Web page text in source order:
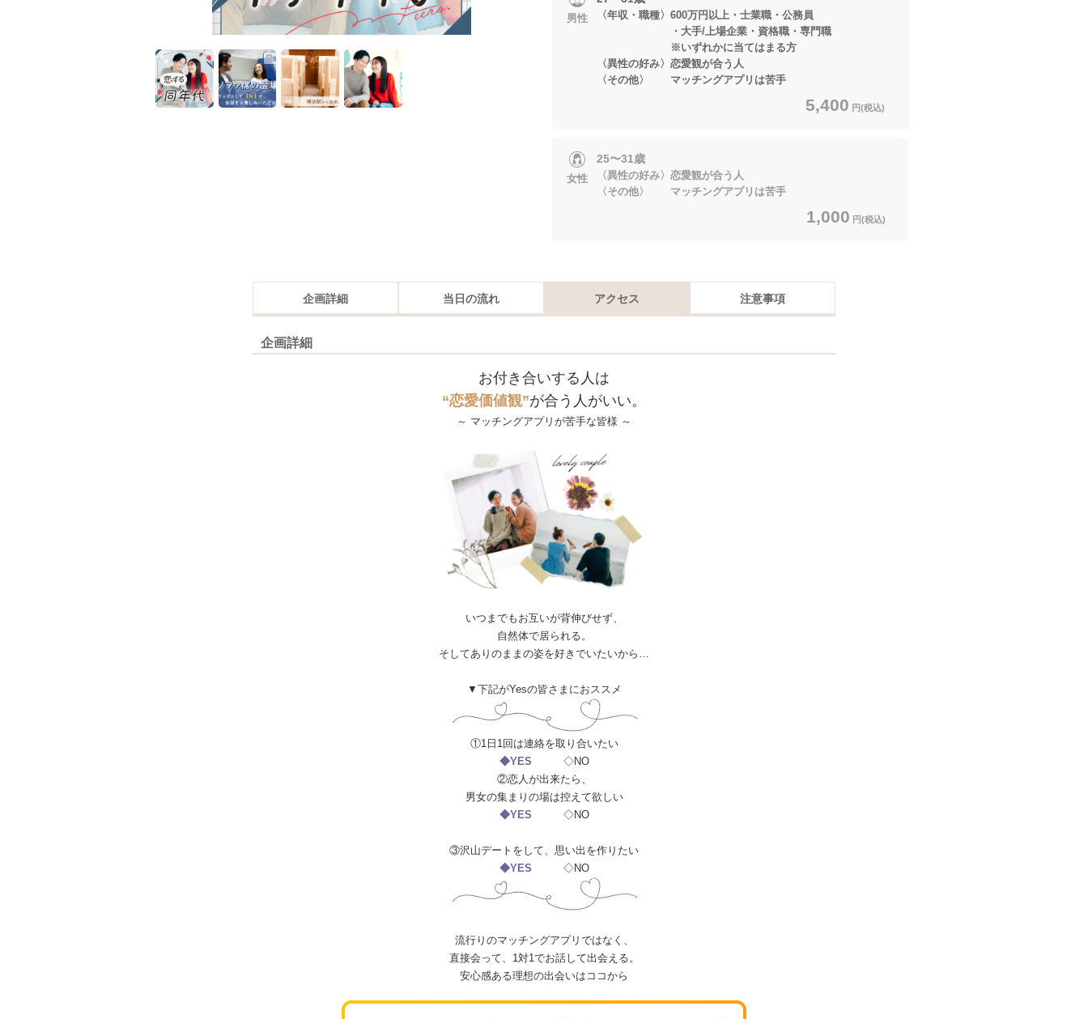
男性
〈年収・職種〉600万円以上・士業職・公務員
・大手/上場企業・資格職・専門職
※いずれかに当てはまる方
〈異性の好み〉恋愛観が合う人
〈その他〉 マッチングアプリは苦手
5,400 円(税込)
女性
25〜31歳
〈異性の好み〉恋愛観が合う人
〈その他〉 マッチングアプリは苦手
1,000 円(税込)
企画詳細 当日の流れ アクセス 注意事項
企画詳細
お付き合いする人は
“恋愛価値観”が合う人がいい。
～ マッチングアプリが苦手な皆様 ～
いつまでもお互いが背伸びせず、
自然体で居られる。
そしてありのままの姿を好きでいたいから…
▼下記がYesの皆さまにおススメ
①1日1回は連絡を取り合いたい
◆YES ◇NO
②恋人が出来たら、
男女の集まりの場は控えて欲しい
◆YES ◇NO
③沢山デートをして、思い出を作りたい
◆YES ◇NO
流行りのマッチングアプリではなく、
直接会って、1対1でお話して出会える。
安心感ある理想の出会いはココから